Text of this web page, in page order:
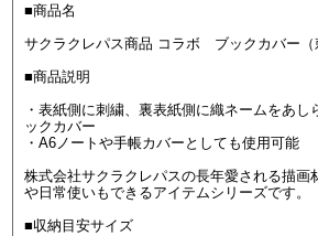
■商品名
サクラクレパス商品 コラボ ブックカバー（
■商品説明
・表紙側に刺繍、裏表紙側に織ネームをあ
ックカバー
・A6ノートや手帳カバーとしても使用可能
株式会社サクラクレパスの長年愛される描画
や日常使いもできるアイテムシリーズです。
■収納目安サイズ